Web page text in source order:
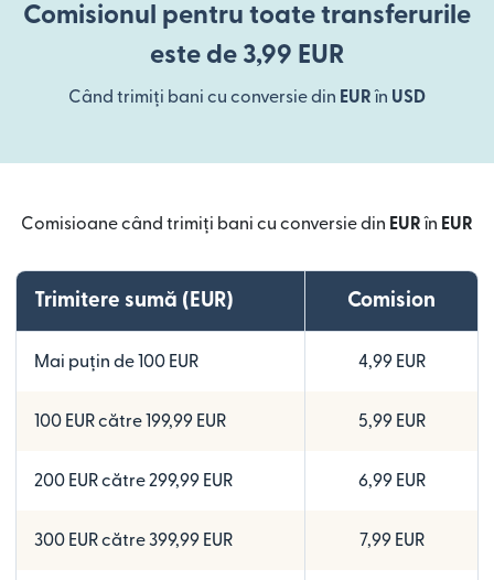
Comisionul pentru toate transferurile
este de 3,99 EUR
Când trimiți bani cu conversie din EURîn USD
Comisioane când trimiți bani cu conversie din EURîn EUR
Trimitere sumă (EUR) Comision
Mai puțin de 100 EUR 4,99 EUR
100 EUR către 199,99 EUR 5,99 EUR
200 EUR către 299,99 EUR 6,99 EUR
300 EUR către 399,99 EUR 7,99 EUR